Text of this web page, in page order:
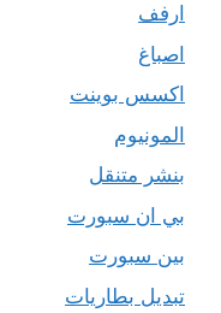
ارفف
اصباغ
اكسس بوينت
المونيوم
بنشر متنقل
بي ان سبورت
بين سبورت
تبديل بطاريات